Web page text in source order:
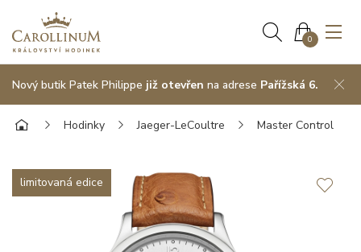
0
Nový butik Patek Philippe již otevřen na adrese Pařížská 6.
Hodinky Jaeger-LeCoultre Master Control
limitovaná edice